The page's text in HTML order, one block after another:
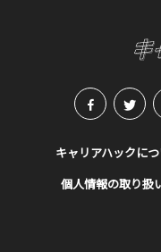
キャリアハックに
個人情報の取り扱